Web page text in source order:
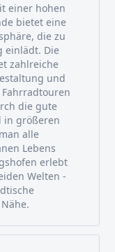
einer hohen
bietet eine
die zu
einlädt. Die
zahlreiche
und
die gute
in größeren
alle
Lebens
erlebt
Welten -